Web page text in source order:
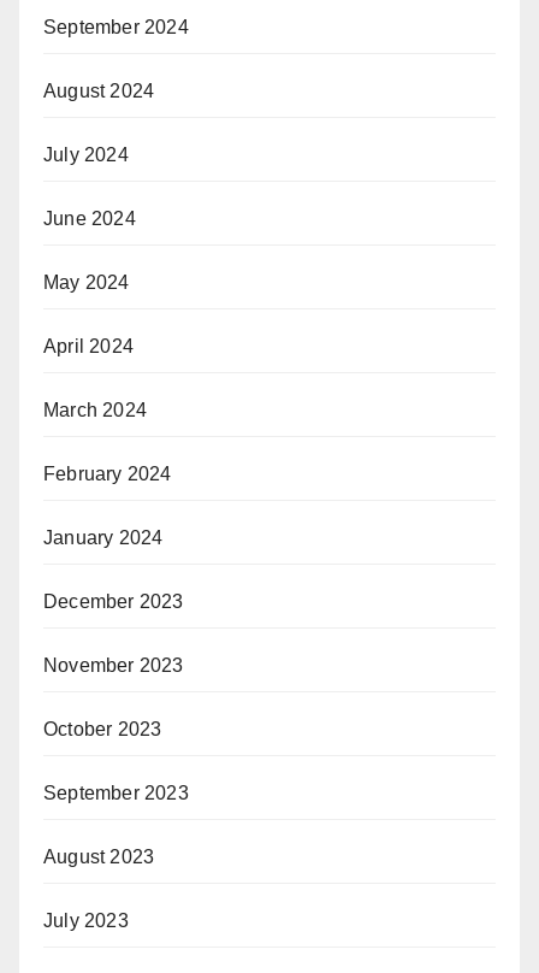
September 2024
August 2024
July 2024
June 2024
May 2024
April 2024
March 2024
February 2024
January 2024
December 2023
November 2023
October 2023
September 2023
August 2023
July 2023